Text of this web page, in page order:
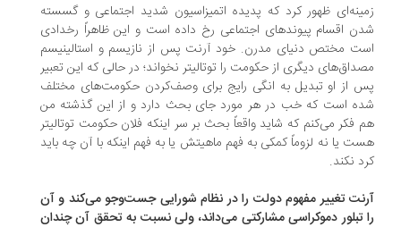
ظهور کرد که پدیده اتمیزاسیون شدید اجتماعی و گسسته‌
اقسام پیوندهای اجتماعی رخ داده است و این ظاهراً رخدادی
مختص دنیای مدرن. خود آرنت پس از نازیسم و استالینیسم
دیگری از حکومت را توتالیتر نخواند؛ در حالی که این تعبیر
از او تبدیل به انگی رایج برای وصف‌کردن حکومت‌های مختلف
است که خب در هر مورد جای بحث دارد و از این گذشته من
فکر می‌کنم که شاید واقعاً بحث بر سر اینکه فلان حکومت توتالیتر
یا نه لزوماً کمکی به فهم ماهیتش یا به فهم اینکه با آن چه باید
نکند.
تغییر مفهوم دولت را در نظام شورایی جست‌وجو می‌کند و آن
تبلور دموکراسی مشارکتی می‌داند، ولی نسبت به تحقق آن چندان